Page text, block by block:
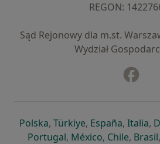
REGON:
Sąd Rejonowy dla m.st.
Wydział
Polskaotwiera się w nowej
, Türkiyeotwiera się w
, Españaotwiera
, Italia,
Portugalotwiera się w nowej
, Méxicootwiera się
, Chile, Brasil,